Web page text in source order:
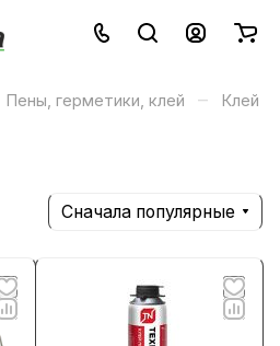
Пены, герметики, клей – Клей
Сначала популярные